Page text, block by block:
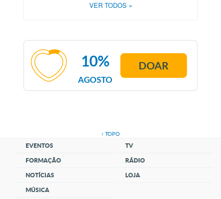
VER TODOS »
AGOSTO
10% DOAR
↑ TOPO
EVENTOS
FORMAÇÃO
NOTÍCIAS
MÚSICA
TV
RÁDIO
LOJA